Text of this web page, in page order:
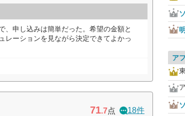
、申し込みは簡単だった。希望の金額と
レーションを見ながら決定できてよかっ
71.7点 18件
ア